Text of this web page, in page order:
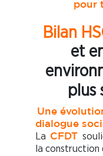
pour
Bilan
et
plus
Une
dialogue
La CFDT
la construction